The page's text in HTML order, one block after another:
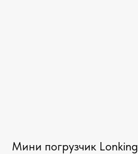
Мини погрузчик Lonking